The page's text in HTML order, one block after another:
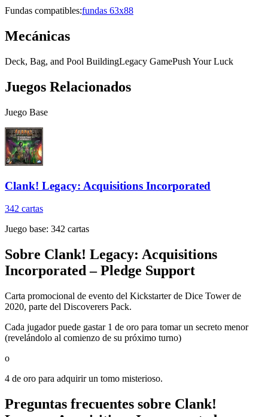
Fundas compatibles:fundas 63x88
Mecánicas
Deck, Bag, and Pool BuildingLegacy GamePush Your Luck
Juegos Relacionados
Juego Base
Clank! Legacy: Acquisitions Incorporated
342 cartas
Juego base: 342 cartas
Sobre Clank! Legacy: Acquisitions
Incorporated – Pledge Support
Carta promocional de evento del Kickstarter de Dice Tower de
2020, parte del Discoverers Pack.
Cada jugador puede gastar 1 de oro para tomar un secreto menor
(revelándolo al comienzo de su próximo turno)
o
4 de oro para adquirir un tomo misterioso.
Preguntas frecuentes sobre Clank!